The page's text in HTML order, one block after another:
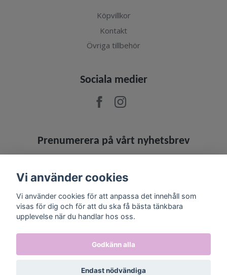
Köpvillkor
Kontakt
Övriga tillbehör
Sociala medier
Prenumerera på vårt nyhetsbrev
Vi använder cookies
Vi använder cookies för att anpassa det innehåll som
visas för dig och för att du ska få bästa tänkbara
upplevelse när du handlar hos oss.
Godkänn alla
Endast nödvändiga